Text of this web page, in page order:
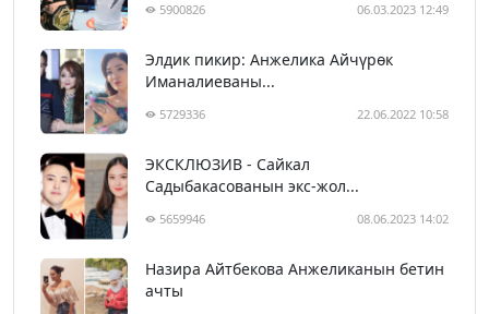
5900826 06.03.2023 12:49
Элдик пикир: Анжелика Айчүрөк
Иманалиеваны...
5729336 22.06.2022 10:58
ЭКСКЛЮЗИВ - Сайкал
Садыбакасованын экс-жол...
5659946 08.06.2023 14:02
Назира Айтбекова Анжеликанын бетин
ачты